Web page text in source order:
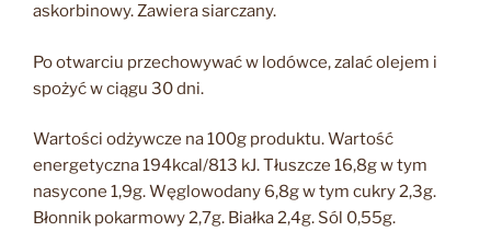
askorbinowy. Zawiera siarczany.
Po otwarciu przechowywać w lodówce, zalać olejem i
spożyć w ciągu 30 dni.
Wartości odżywcze na 100g produktu. Wartość
energetyczna 194kcal/813 kJ. Tłuszcze 16,8g w tym
nasycone 1,9g. Węglowodany 6,8g w tym cukry 2,3g.
Błonnik pokarmowy 2,7g. Białka 2,4g. Sól 0,55g.